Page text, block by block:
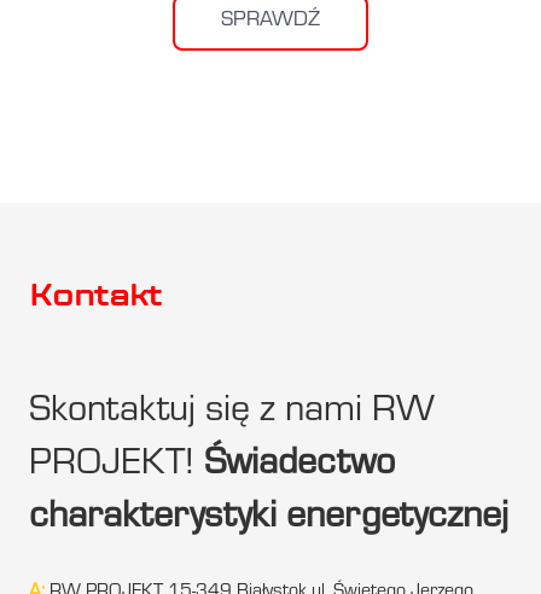
SPRAWDŹ
Kontakt
Skontaktuj się z nami RW
PROJEKT! Świadectwo
charakterystyki energetycznej